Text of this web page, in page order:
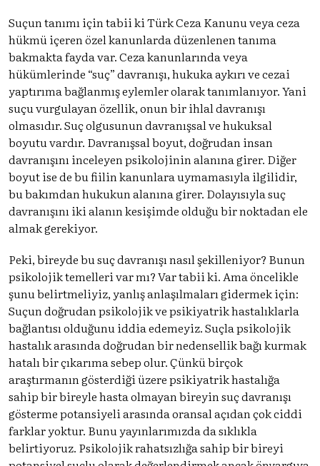
Suçun tanımı için tabii ki Türk Ceza Kanunu veya ceza
hükmü içeren özel kanunlarda düzenlenen tanıma
bakmakta fayda var. Ceza kanunlarında veya
hükümlerinde “suç” davranışı, hukuka aykırı ve cezai
yaptırıma bağlanmış eylemler olarak tanımlanıyor. Yani
suçu vurgulayan özellik, onun bir ihlal davranışı
olmasıdır. Suç olgusunun davranışsal ve hukuksal
boyutu vardır. Davranışsal boyut, doğrudan insan
davranışını inceleyen psikolojinin alanına girer. Diğer
boyut ise de bu fiilin kanunlara uymamasıyla ilgilidir,
bu bakımdan hukukun alanına girer. Dolayısıyla suç
davranışını iki alanın kesişimde olduğu bir noktadan ele
almak gerekiyor.
Peki, bireyde bu suç davranışı nasıl şekilleniyor? Bunun
psikolojik temelleri var mı? Var tabii ki. Ama öncelikle
şunu belirtmeliyiz, yanlış anlaşılmaları gidermek için:
Suçun doğrudan psikolojik ve psikiyatrik hastalıklarla
bağlantısı olduğunu iddia edemeyiz. Suçla psikolojik
hastalık arasında doğrudan bir nedensellik bağı kurmak
hatalı bir çıkarıma sebep olur. Çünkü birçok
araştırmanın gösterdiği üzere psikiyatrik hastalığa
sahip bir bireyle hasta olmayan bireyin suç davranışı
gösterme potansiyeli arasında oransal açıdan çok ciddi
farklar yoktur. Bunu yayınlarımızda da sıklıkla
belirtiyoruz. Psikolojik rahatsızlığa sahip bir bireyi